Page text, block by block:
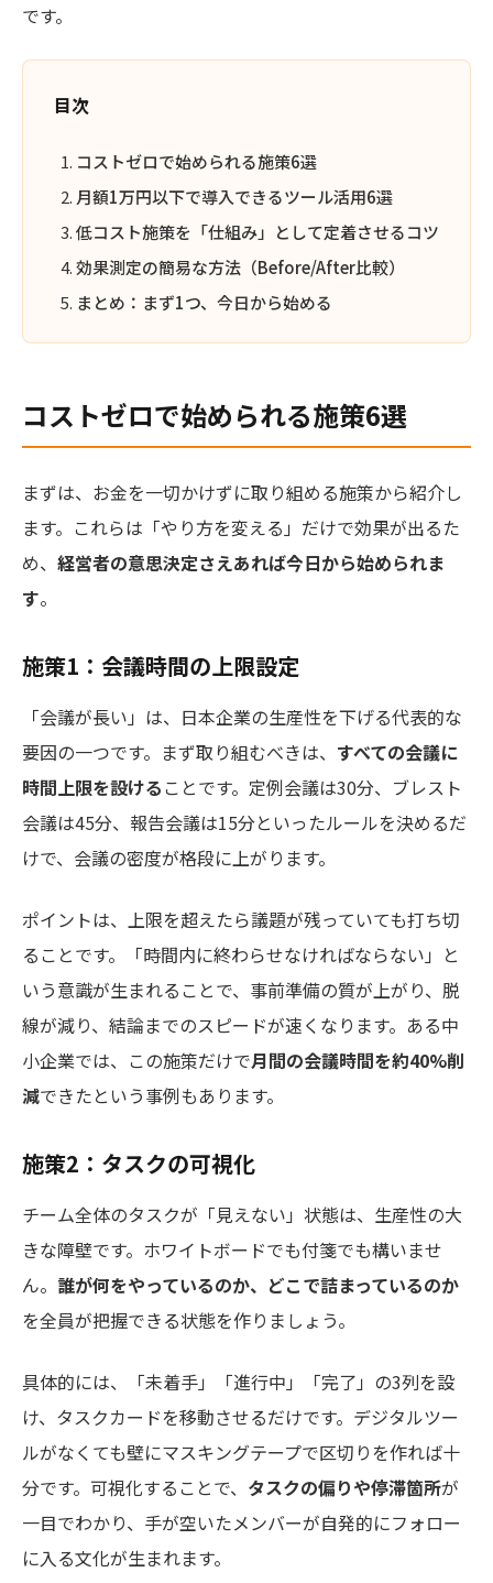
です。
目次
コストゼロで始められる施策6選
月額1万円以下で導入できるツール活用6選
低コスト施策を「仕組み」として定着させるコツ
効果測定の簡易な方法（Before/After比較）
まとめ：まず1つ、今日から始める
コストゼロで始められる施策6選
まずは、お金を一切かけずに取り組める施策から紹介し
ます。これらは「やり方を変える」だけで効果が出るた
め、 経営者の意思決定さえあれば今日から始められま
す。
施策1：会議時間の上限設定
「会議が長い」は、日本企業の生産性を下げる代表的な
要因の一つです。まず取り組むべきは、 すべての会議に
時間上限を設ける ことです。定例会議は30分、ブレスト
会議は45分、報告会議は15分といったルールを決めるだ
けで、会議の密度が格段に上がります。
ポイントは、上限を超えたら議題が残っていても打ち切
ることです。「時間内に終わらせなければならない」と
いう意識が生まれることで、事前準備の質が上がり、脱
線が減り、結論までのスピードが速くなります。ある中
小企業では、この施策だけで月間の会議時間を約40%削
減できたという事例もあります。
施策2：タスクの可視化
チーム全体のタスクが「見えない」状態は、生産性の大
きな障壁です。ホワイトボードでも付箋でも構いませ
ん。 誰が何をやっているのか、どこで詰まっているのか
を全員が把握できる状態を作りましょう。
具体的には、「未着手」「進行中」「完了」の3列を設
け、タスクカードを移動させるだけです。デジタルツー
ルがなくても壁にマスキングテープで区切りを作れば十
分です。可視化することで、 タスクの偏りや停滞箇所が
一目でわかり、手が空いたメンバーが自発的にフォロー
に入る文化が生まれます。